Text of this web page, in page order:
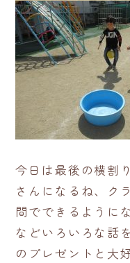
今日は最後の横割
さんになるね、ク
間でできるように
などいろいろな話
のプレゼントと大